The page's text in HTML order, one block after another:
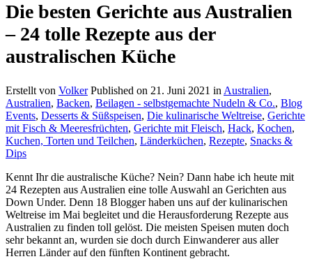
Die besten Gerichte aus Australien
– 24 tolle Rezepte aus der
australischen Küche
Erstellt von Volker Published on 21. Juni 2021 in Australien,
Australien, Backen, Beilagen - selbstgemachte Nudeln & Co., Blog
Events, Desserts & Süßspeisen, Die kulinarische Weltreise, Gerichte
mit Fisch & Meeresfrüchten, Gerichte mit Fleisch, Hack, Kochen,
Kuchen, Torten und Teilchen, Länderküchen, Rezepte, Snacks &
Dips
Kennt Ihr die australische Küche? Nein? Dann habe ich heute mit
24 Rezepten aus Australien eine tolle Auswahl an Gerichten aus
Down Under. Denn 18 Blogger haben uns auf der kulinarischen
Weltreise im Mai begleitet und die Herausforderung Rezepte aus
Australien zu finden toll gelöst. Die meisten Speisen muten doch
sehr bekannt an, wurden sie doch durch Einwanderer aus aller
Herren Länder auf den fünften Kontinent gebracht.